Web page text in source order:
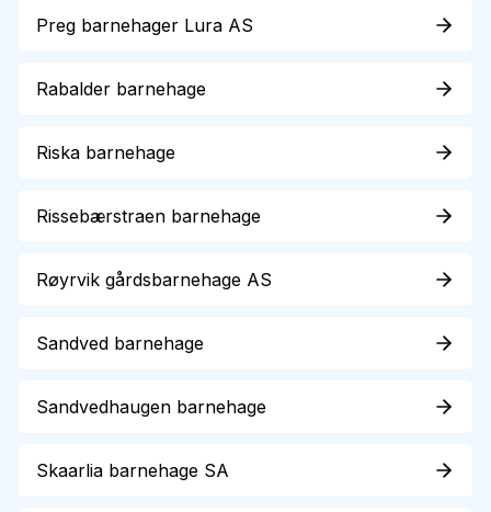
Preg barnehager Lura AS
Rabalder barnehage
Riska barnehage
Rissebærstraen barnehage
Røyrvik gårdsbarnehage AS
Sandved barnehage
Sandvedhaugen barnehage
Skaarlia barnehage SA